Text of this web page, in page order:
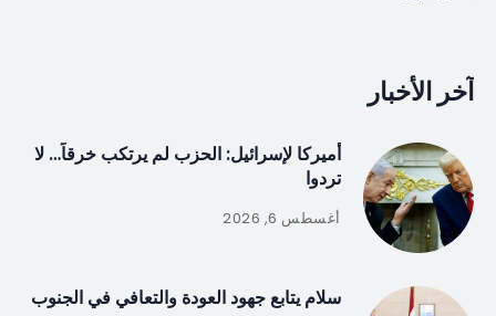
آخر الأخبار
أميركا لإسرائيل: الحزب لم يرتكب خرقاً… لا
تردوا
أغسطس 6, 2026
سلام يتابع جهود العودة والتعافي في الجنوب